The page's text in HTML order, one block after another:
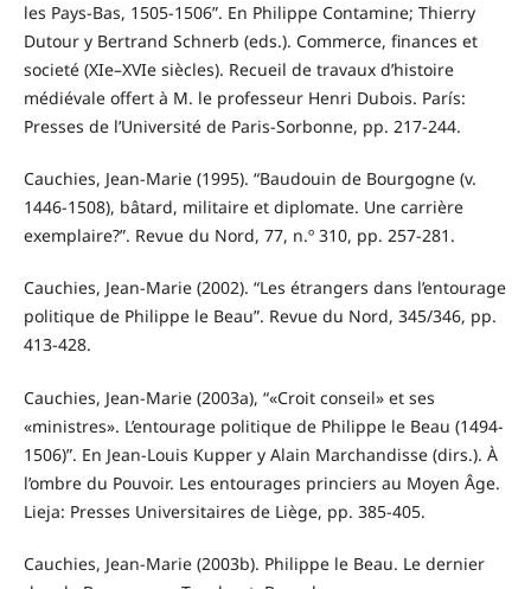
les Pays-Bas, 1505-1506”. En Philippe Contamine; Thierry
Dutour y Bertrand Schnerb (eds.). Commerce, finances et
societé (XIe–XVIe siècles). Recueil de travaux d’histoire
médiévale offert à M. le professeur Henri Dubois. París:
Presses de l’Université de Paris-Sorbonne, pp. 217-244.
Cauchies, Jean-Marie (1995). “Baudouin de Bourgogne (v.
1446-1508), bâtard, militaire et diplomate. Une carrière
exemplaire?”. Revue du Nord, 77, n.º 310, pp. 257-281.
Cauchies, Jean-Marie (2002). “Les étrangers dans l’entourage
politique de Philippe le Beau”. Revue du Nord, 345/346, pp.
413-428.
Cauchies, Jean-Marie (2003a), “«Croit conseil» et ses
«ministres». L’entourage politique de Philippe le Beau (1494-
1506)”. En Jean-Louis Kupper y Alain Marchandisse (dirs.). À
l’ombre du Pouvoir. Les entourages princiers au Moyen Âge.
Lieja: Presses Universitaires de Liège, pp. 385-405.
Cauchies, Jean-Marie (2003b). Philippe le Beau. Le dernier